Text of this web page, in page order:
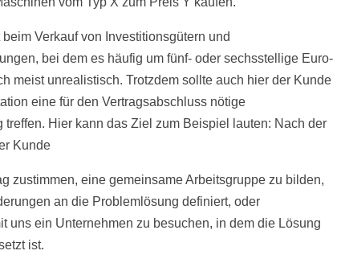
Verkauf von Investitionsgütern und
bei dem es häufig um fünf- oder sechsstellige Euro-
meist unrealistisch. Trotzdem sollte auch hier der Kunde
eine für den Vertragsabschluss nötige
treffen. Hier kann das Ziel zum Beispiel lauten: Nach der
Kunde
zustimmen, eine gemeinsame Arbeitsgruppe zu bilden,
an die Problemlösung definiert, oder
uns ein Unternehmen zu besuchen, in dem die Lösung
ist.